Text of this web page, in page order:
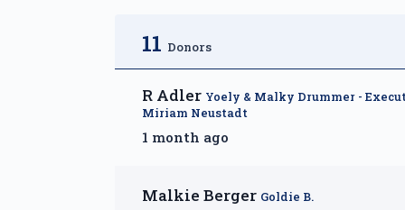
11 Donors
R Adler Yoely & Malky Drummer -
Miriam Neustadt
1 month ago
Malkie Berger Goldie B.